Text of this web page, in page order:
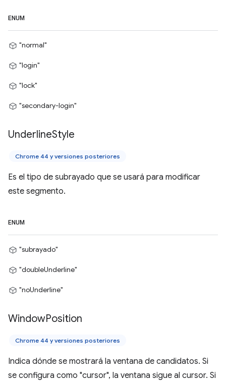
ENUM
"normal"
"login"
"lock"
"secondary-login"
UnderlineStyle
Chrome 44 y versiones posteriores
Es el tipo de subrayado que se usará para modificar
este segmento.
ENUM
"subrayado"
"doubleUnderline"
"noUnderline"
WindowPosition
Chrome 44 y versiones posteriores
Indica dónde se mostrará la ventana de candidatos. Si
se configura como "cursor", la ventana sigue al cursor. Si